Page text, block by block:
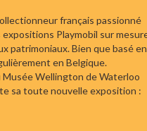
français passionné
Playmobil sur
patrimoniaux. Bien que basé en
en Belgique.
Musée Wellington de Waterloo
sa toute nouvelle exposition :